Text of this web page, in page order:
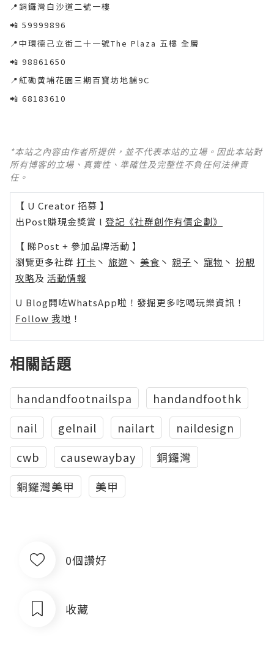
📍銅鑼灣白沙道二號一樓
📲 59999896
📍中環德己立街二十一號The Plaza 五樓 全層
📲 98861650
📍紅磡黄埔花園三期百寶坊地舖9C
📲 68183610
*本站之內容由作者所提供，並不代表本站的立場。因此本站對
所有博客的立場、真實性、準確性及完整性不負任何法律責
任。
【 U Creator 招募 】
出Post賺現金獎賞 l 登記《社群創作有價企劃》
【 睇Post + 參加品牌活動 】
瀏覽更多社群 打卡 丶 旅遊 丶 美食 丶 親子 丶 寵物 丶 扮靚
攻略及 活動情報
U Blog開咗WhatsApp啦！發掘更多吃喝玩樂資訊！
Follow 我哋 ！
相關話題
handandfootnailspa
handandfoothk
nail
gelnail nailart
naildesign
cwb
causewaybay
銅鑼灣
銅鑼灣美甲
美甲
0個讚好
收藏